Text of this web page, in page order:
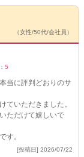
（女性/50代/会社員）
5
当に評判どおりのサ
ていただきました。
ただけて嬉しいで
す。
[投稿日] 2026/07/22